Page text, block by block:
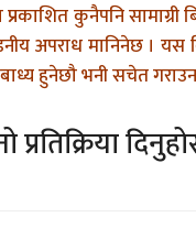
कुनैपनि
अपराध मानिनेछ ।
हुनेछौ भनी सचेत